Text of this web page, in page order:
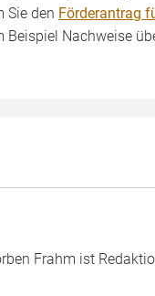
Sie den Förderantrag
Beispiel Nachweise
Frahm ist